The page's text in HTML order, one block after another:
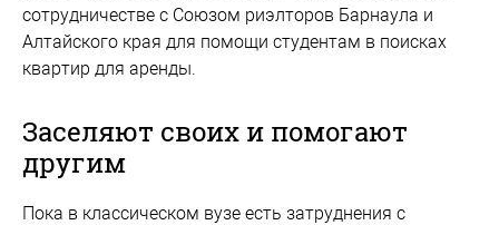
сотрудничестве с Союзом риэлторов Барнаула и
Алтайского края для помощи студентам в поисках
квартир для аренды.
Заселяют своих и помогают
другим
Пока в классическом вузе есть затруднения с